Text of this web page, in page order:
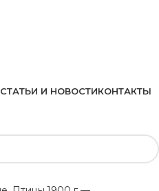
СТАТЬИ И НОВОСТИКОНТАКТЫ